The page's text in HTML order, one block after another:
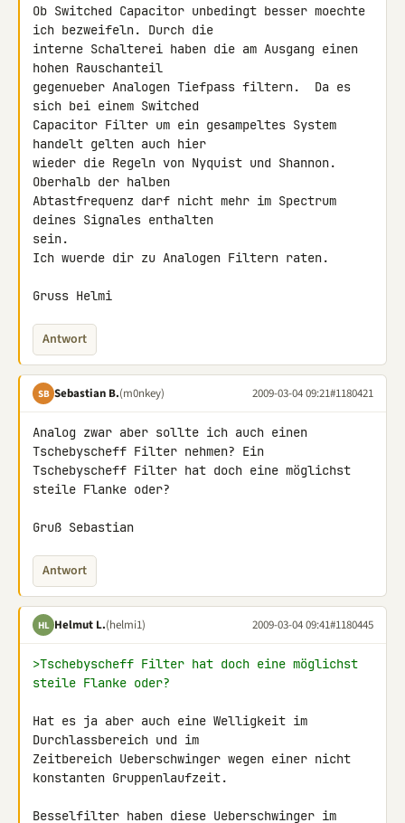
Ob Switched Capacitor unbedingt besser moechte
ich bezweifeln. Durch die
interne Schalterei haben die am Ausgang einen
hohen Rauschanteil
gegenueber Analogen Tiefpass filtern.  Da es
sich bei einem Switched
Capacitor Filter um ein gesampeltes System
handelt gelten auch hier
wieder die Regeln von Nyquist und Shannon.
Oberhalb der halben
Abtastfrequenz darf nicht mehr im Spectrum
deines Signales enthalten
sein.
Ich wuerde dir zu Analogen Filtern raten.
Gruss Helmi
Antwort
SB Sebastian B.(m0nkey) 2009-03-04 09:21#1180421
Analog zwar aber sollte ich auch einen
Tschebyscheff Filter nehmen? Ein
Tschebyscheff Filter hat doch eine möglichst
steile Flanke oder?
Gruß Sebastian
Antwort
HL Helmut L.(helmi1) 2009-03-04 09:41#1180445
>Tschebyscheff Filter hat doch eine möglichst
steile Flanke oder?
Hat es ja aber auch eine Welligkeit im
Durchlassbereich und im
Zeitbereich Ueberschwinger wegen einer nicht
konstanten Gruppenlaufzeit.
Besselfilter haben diese Ueberschwinger im